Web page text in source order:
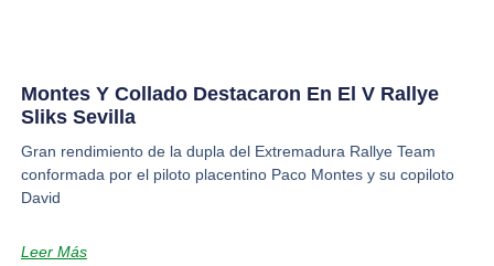
Montes Y Collado Destacaron En El V Rallye
Sliks Sevilla
Gran rendimiento de la dupla del Extremadura Rallye Team
conformada por el piloto placentino Paco Montes y su copiloto
David
Leer Más